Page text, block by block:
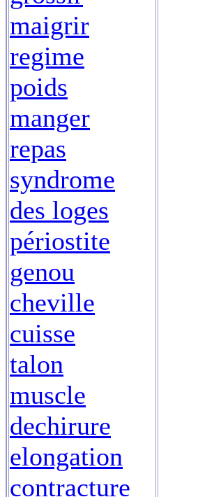
maigrir
regime
poids
manger
repas
syndrome
des loges
périostite
genou
cheville
cuisse
talon
muscle
dechirure
elongation
contracture